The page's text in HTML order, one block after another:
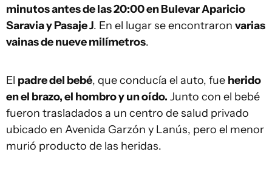
minutos antes de las 20:00 en Bulevar Aparicio
Saravia y Pasaje J. En el lugar se encontraron varias
vainas de nueve milímetros.
El padre del bebé, que conducía el auto, fue herido
en el brazo, el hombro y un oído. Junto con el bebé
fueron trasladados a un centro de salud privado
ubicado en Avenida Garzón y Lanús, pero el menor
murió producto de las heridas.